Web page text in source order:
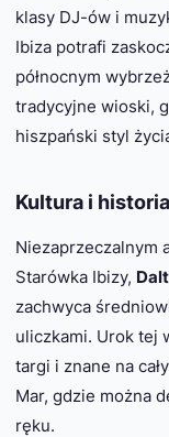
klasy DJ-ów i
Ibiza potrafi
północnym
tradycyjne wioski,
hiszpański styl
Kultura i
Niezaprzeczalnym
Starówka Ibizy,
zachwyca
uliczkami. Urok tej
targi i znane na
Mar, gdzie można
ręku.